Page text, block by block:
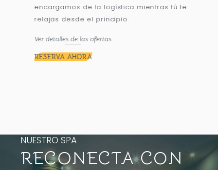
encargamos de la logística mientras tú te
relajas desde el principio.
Ver detalles de las ofertas
RESERVA AHORA
NUESTRO SPA
RECONECTA CON